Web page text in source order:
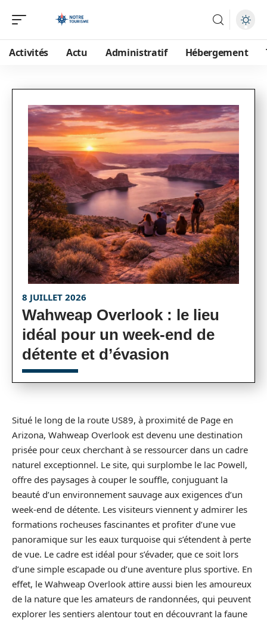
Activités Actu Administratif Hébergement
8 JUILLET 2026
Wahweap Overlook : le lieu
idéal pour un week-end de
détente et d’évasion
Situé le long de la route US89, à proximité de Page en
Arizona, Wahweap Overlook est devenu une destination
prisée pour ceux cherchant à se ressourcer dans un cadre
naturel exceptionnel. Le site, qui surplombe le lac Powell,
offre des paysages à couper le souffle, conjuguant la
beauté d’un environnement sauvage aux exigences d’un
week-end de détente. Les visiteurs viennent y admirer les
formations rocheuses fascinantes et profiter d’une vue
panoramique sur les eaux turquoise qui s’étendent à perte
de vue. Le cadre est idéal pour s’évader, que ce soit lors
d’une simple escapade ou d’une aventure plus sportive. En
effet, le Wahweap Overlook attire aussi bien les amoureux
de la nature que les amateurs de randonnées, qui peuvent
explorer les sentiers alentour tout en découvrant la faune